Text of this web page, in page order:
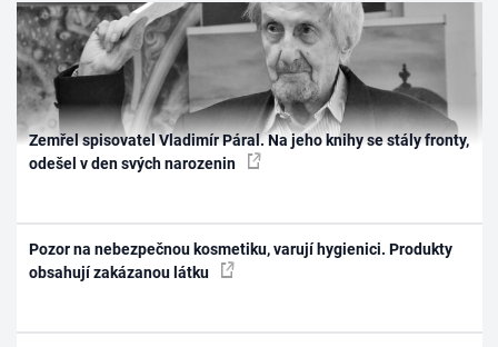
Zemřel spisovatel Vladimír Páral. Na jeho knihy se stály fronty,
odešel v den svých narozenin
Pozor na nebezpečnou kosmetiku, varují hygienici. Produkty
obsahují zakázanou látku